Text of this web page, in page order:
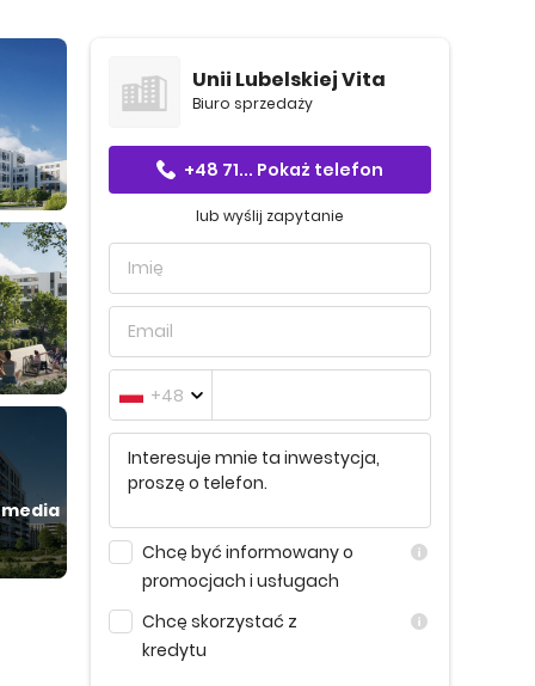
Unii Lubelskiej Vita
Biuro sprzedaży
+48 71... Pokaż telefon
lub wyślij zapytanie
+48
Chcę być informowany o
promocjach i usługach
Chcę skorzystać z
kredytu